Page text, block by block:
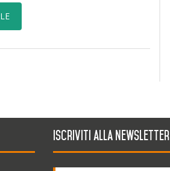
Iscriviti alla newsletter